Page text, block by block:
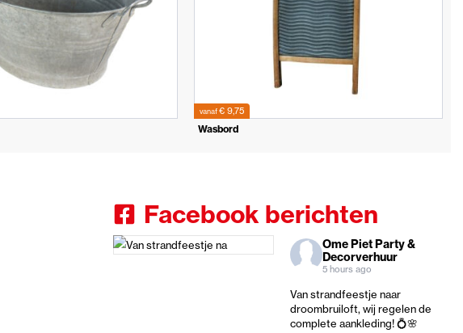
vanaf€ 9,75
Wasbord
Facebook berichten
Ome Piet Party &
Decorverhuur
5 hours ago
Van strandfeestje naar
droombruiloft, wij regelen de
complete aankleding! 💍🌸